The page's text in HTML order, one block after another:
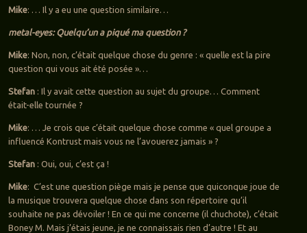
Mike: … Il y a eu une question similaire…
metal-eyes: Quelqu’un a piqué ma question ?
Mike: Non, non, c’était quelque chose du genre : « quelle est la pire
question qui vous ait été posée »…
Stefan : Il y avait cette question au sujet du groupe… Comment
était-elle tournée ?
Mike: … Je crois que c’était quelque chose comme « quel groupe a
influencé Kontrust mais vous ne l’avouerez jamais » ?
Stefan : Oui, oui, c’est ça !
Mike: C’est une question piège mais je pense que quiconque joue de
la musique trouvera quelque chose dans son répertoire qu’il
souhaite ne pas dévoiler ! En ce qui me concerne (il chuchote), c’était
Boney M. Mais j’étais jeune, je ne connaissais rien d’autre ! Et au